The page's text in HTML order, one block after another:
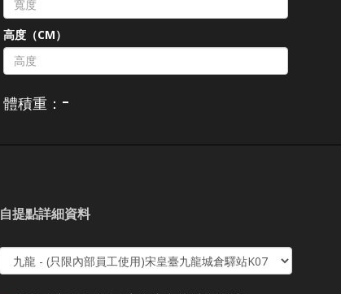
高度（CM）
體積重： -
自提點詳細資料